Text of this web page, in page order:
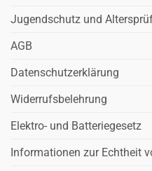
Jugendschutz und
AGB
Datenschutzerklärung
Widerrufsbelehrung
Elektro- und Batteriegesetz
Informationen zur Echtheit